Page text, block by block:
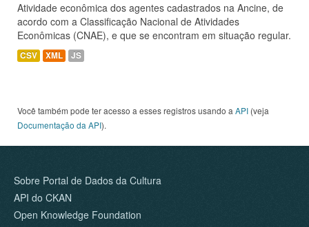
Atividade econômica dos agentes cadastrados na Ancine, de
acordo com a Classificação Nacional de Atividades
Econômicas (CNAE), e que se encontram em situação regular.
CSV XML JS
Você também pode ter acesso a esses registros usando a API (veja
Documentação da API).
Sobre Portal de Dados da Cultura
API do CKAN
Open Knowledge Foundation